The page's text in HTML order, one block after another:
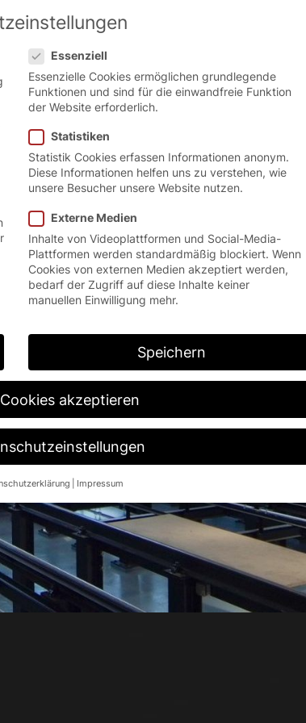
English
Essenziell
Essenzielle Cookies ermöglichen grundlegende
Funktionen und sind für die einwandfreie Funktion
der Website erforderlich.
Statistiken
Statistik Cookies erfassen Informationen anonym.
Diese Informationen helfen uns zu verstehen, wie
unsere Besucher unsere Website nutzen.
Externe Medien
Inhalte von Videoplattformen und Social-Media-
Plattformen werden standardmäßig blockiert. Wenn
Cookies von externen Medien akzeptiert werden,
bedarf der Zugriff auf diese Inhalte keiner
manuellen Einwilligung mehr.
Speichern
akzeptieren
Impressum
freiwilligen Diensten geben möchten, müssen Sie Ihre
Website. Einige von ihnen sind essenziell, während
verbessern. Personenbezogene Daten können
Anzeigen und Inhalte oder Anzeigen- und
Ihrer Daten finden Sie in unserer